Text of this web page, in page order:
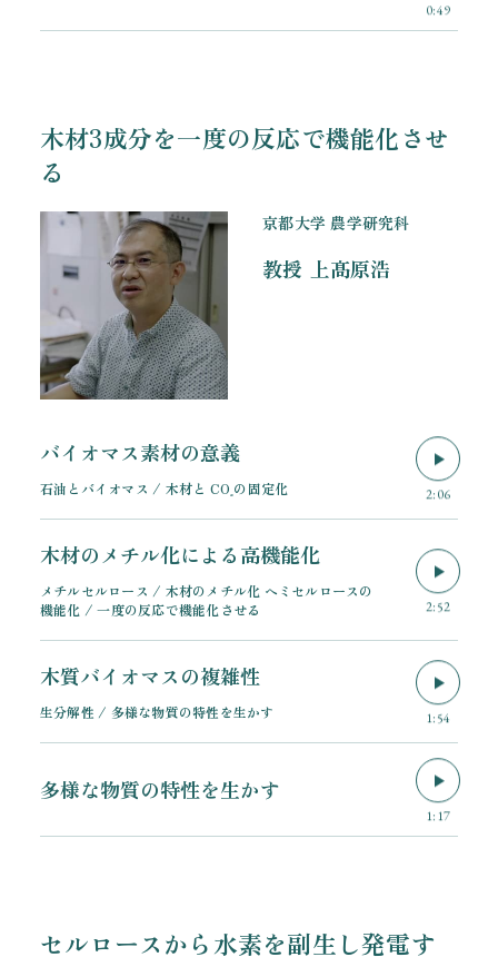
0:49
木材3成分を一度の反応で機能化させ
る
京都大学 農学研究科
教授 上髙原浩
バイオマス素材の意義
石油とバイオマス / 木材と CO₂の固定化 2:06
木材のメチル化による高機能化
メチルセルロース / 木材のメチル化 ヘミセルロースの
機能化 / 一度の反応で機能化させる
2:52
木質バイオマスの複雑性
生分解性 / 多様な物質の特性を生かす 1:54
多様な物質の特性を生かす
1:17
セルロースから水素を副生し発電す